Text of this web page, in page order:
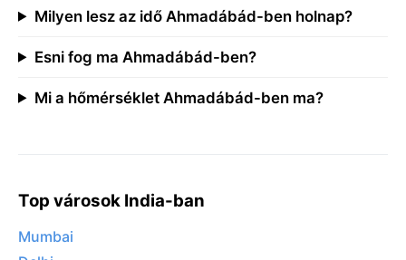
Milyen lesz az idő Ahmadábád-ben holnap?
Esni fog ma Ahmadábád-ben?
Mi a hőmérséklet Ahmadábád-ben ma?
Top városok India-ban
Mumbai